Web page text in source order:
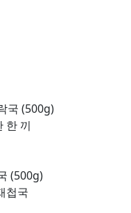
국 (500g)
한 끼
(500g)
첩국